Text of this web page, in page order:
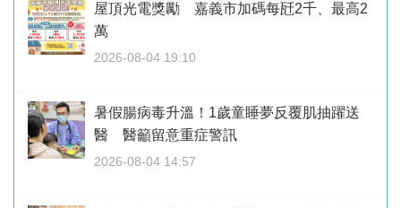
屋頂光電獎勵 嘉義市加碼每瓩2千、最高2
萬
2026-08-04 19:10
暑假腸病毒升溫！1歲童睡夢反覆肌抽躍送
醫 醫籲留意重症警訊
2026-08-04 14:57